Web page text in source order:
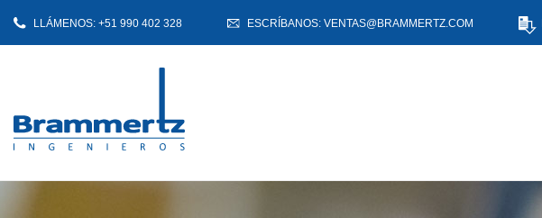
LLÁMENOS: +51 990 402 328 ESCRÍBANOS: VENTAS@BRAMMERTZ.COM